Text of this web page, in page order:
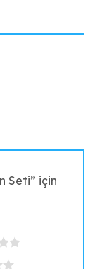
Seti” için